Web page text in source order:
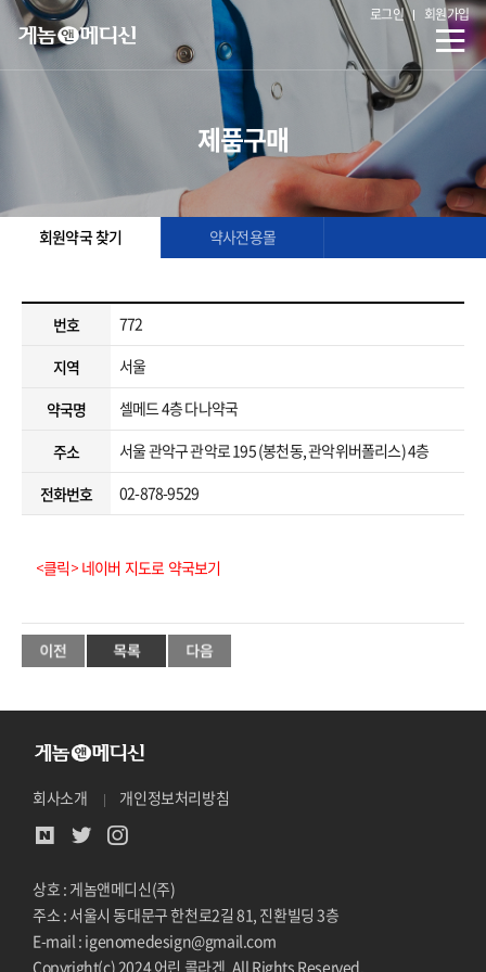
로그인 회원가입
제품구매
회원약국 찾기 약사전용몰
번호
772
지역
서울
약국명
셀메드 4층 다나약국
주소
서울 관악구 관악로 195 (봉천동, 관악위버폴리스) 4층
전화번호
02-878-9529
<클릭> 네이버 지도로 약국보기
회사소개 개인정보처리방침
상호 : 게놈앤메디신(주)
주소 : 서울시 동대문구 한천로2길 81, 진환빌딩 3층
E-mail : igenomedesign@gmail.com
Copyright(c) 2024 어린 콜라겐. All Rights Reserved.